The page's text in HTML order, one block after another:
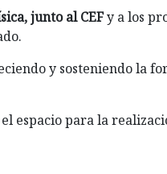
junto al CEFy a los
y sosteniendo la
espacio para la